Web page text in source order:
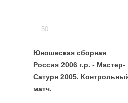
50
Юношеская сборная
Россия 2006 г.р. - Мастер-
Сатурн 2005.
матч.